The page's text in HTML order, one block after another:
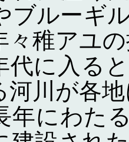
ブルーギ
々稚アユ
に入る
河川が各
にわた